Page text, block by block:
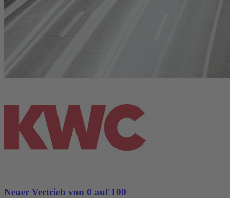
Neuer Vertrieb von 0 auf 100